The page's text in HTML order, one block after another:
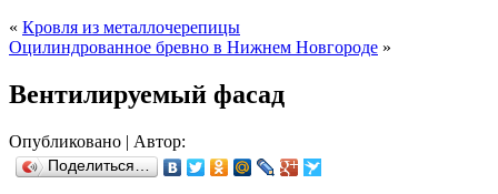
« Кровля из металлочерепицы
Оцилиндрованное бревно в Нижнем Новгороде »
Вентилируемый фасад
Опубликовано | Автор:
Поделиться…